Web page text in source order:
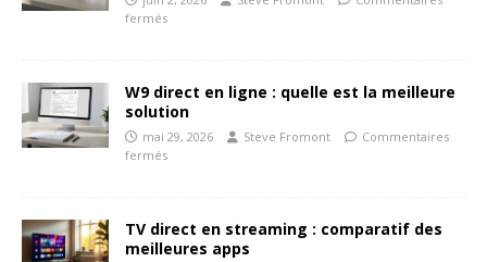
fermés
W9 direct en ligne : quelle est la meilleure
solution
mai 29, 2026 Steve Fromont
Commentaires
fermés
TV direct en streaming : comparatif des
meilleures apps